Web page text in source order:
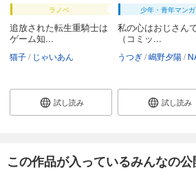
ラノベ
追放された転生重騎士は
ゲーム知...
猫子 じゃいあん
試し読み
少年・青年マンガ
私の心はおじさん
（コミッ...
うつぎ 嶋野夕陽
試し読み
この作品が入っているみんなの公